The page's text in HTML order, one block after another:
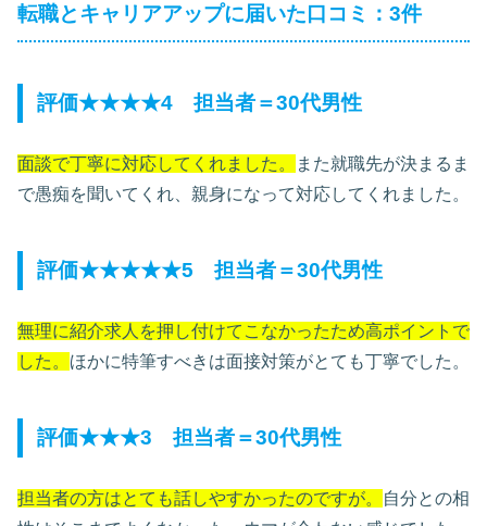
転職とキャリアアップに届いた口コミ：3件
評価★★★★4 担当者＝30代男性
面談で丁寧に対応してくれました。
また就職先が決まるま
で愚痴を聞いてくれ、親身になって対応してくれました。
評価★★★★★5 担当者＝30代男性
無理に紹介求人を押し付けてこなかったため高ポイントで
した。 ほかに特筆すべきは面接対策がとても丁寧でした。
評価★★★3 担当者＝30代男性
担当者の方はとても話しやすかったのですが。
自分との相